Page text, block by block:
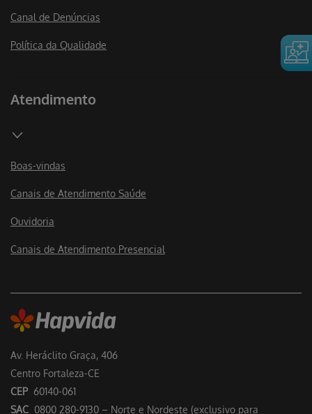
Av. Heráclito Graça, 406
Centro Fortaleza-CE
CEP 60140-061
SAC 0800 280-9130 – Norte e Nordeste (exclusivo para
Canal de Denúncias
Política da Qualidade
Atendimento
Boas-vindas
Canais de Atendimento Saúde
Ouvidoria
Canais de Atendimento Presencial